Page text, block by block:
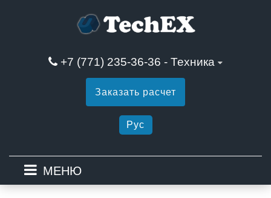
+7 (771) 235-36-36 - Техника
Заказать расчет
Рус
МЕНЮ